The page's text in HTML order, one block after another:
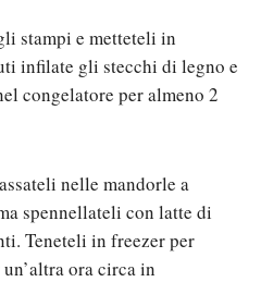
stampi e metteteli in
infilate gli stecchi di legno e
congelatore per almeno 2
nelle mandorle a
spennellateli con latte di
Teneteli in freezer per
ora circa in